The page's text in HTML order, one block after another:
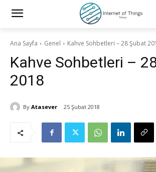
Ana Sayfa Genel Kahve Sohbetleri – 28 Şubat
Kahve Sohbetleri –
2018
By Atasever 25 Şubat 2018